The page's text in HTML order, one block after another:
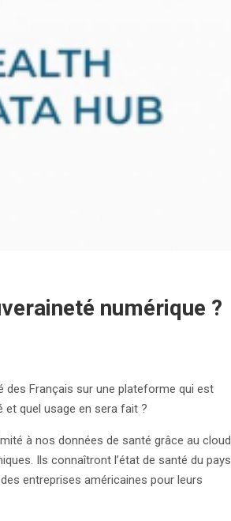
numérique ?
Français sur une plateforme qui est
et quel usage en sera fait ?
à nos données de santé grâce au cloud
Ils connaîtront l’état de santé du pays
entreprises américaines pour leurs